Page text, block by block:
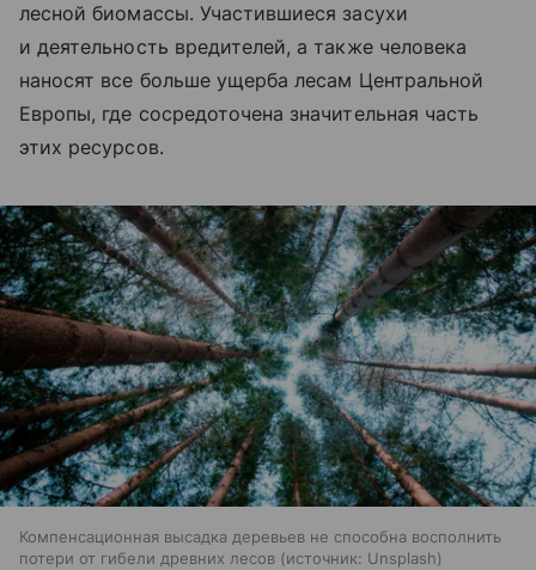
лесной биомассы. Участившиеся засухи
и деятельность вредителей, а также человека
наносят все больше ущерба лесам Центральной
Европы, где сосредоточена значительная часть
этих ресурсов.
Компенсационная высадка деревьев не способна восполнить
потери от гибели древних лесов
источник: Unsplash